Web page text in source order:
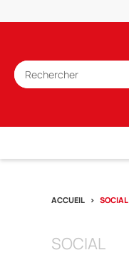
ACCUEIL SOCIAL
SOCIAL